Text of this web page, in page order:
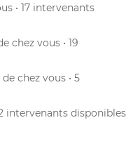
• 17 intervenants
chez vous • 19
de chez vous • 5
intervenants disponibles